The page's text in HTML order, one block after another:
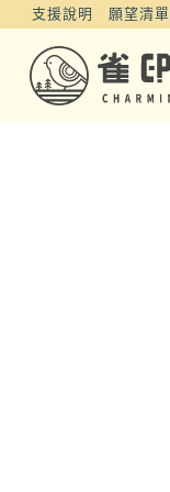
支援說明 願望清單